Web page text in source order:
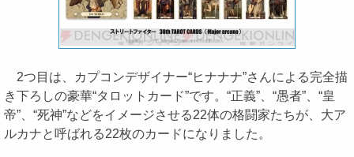
2つ目は、カプコンデザイナー“ヒナナナ”さんによる完全描
き下ろしの豪華“タロットカード”です。“正義”、“愚者”、“皇
帝”、“死神”などをイメージさせる22体の格闘家たちが、大ア
ルカナと呼ばれる22枚のカードになりました。